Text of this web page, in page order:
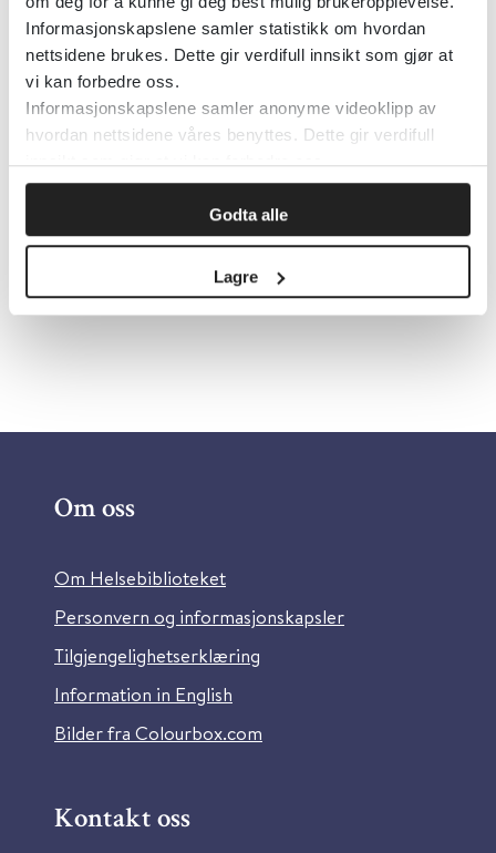
Informasjonskapslene samler statistikk om hvordan
nettsidene brukes. Dette gir verdifull innsikt som gjør at
vi kan forbedre oss.
Informasjonskapslene samler anonyme videoklipp av
hvordan nettsidene våres benyttes. Dette gir verdifull
innsikt som gjør at vi kan forbedre oss.
Godta alle
Lagre
Ubenyttet behandlingstilbud ved
rusakuttmottak – en kvalitativ
studie (Tidsskrift for Den norske
legeforening)
Tidsskrift for Den norske legeforening 2023
Om oss
Om Helsebiblioteket
Personvern og informasjonskapsler
Tilgjengelighetserklæring
Information in English
Bilder fra Colourbox.com
Kontakt oss